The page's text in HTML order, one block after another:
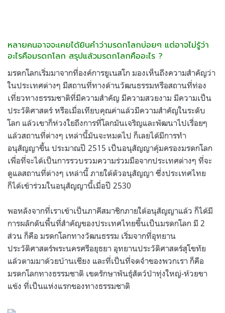
หลายคนอาจจะเคยได้ยินคำว่ามรดกโลกบ่อยๆ แต่อาจไม่รู้ว่า
อะไรคือมรดกโลก สรุปแล้วมรดกโลกคืออะไร ?
มรดกโลกเริ่มมาจากที่องค์การยูเนสโก มองเห็นถึงความสำคัญว่า
ในประเทศต่างๆ มีสถานที่ทางด้านวัฒนธรรมหรือสถานที่ท่อง
เที่ยวทางธรรมชาติที่มีความสำคัญ มีความสวยงาม มีความเป็น
ประวัติศาสตร์ หรือเมื่อเทียบคุณค่าแล้วมีความสำคัญในระดับ
โลก แล้วเขาก็ห่วงใยถึงการที่โลกมันเจริญและพัฒนาไปเรื่อยๆ
แล้วสถานที่ต่างๆ เหล่านี้มันจะหมดไป ก็เลยได้มีการทำ
อนุสัญญาขึ้น ประมาณปี 2515 เป็นอนุสัญญาคุ้มครองมรดกโลก
เพื่อที่จะได้เป็นการรวบรวมความร่วมมือจากประเทศต่างๆ ที่จะ
ดูแลสถานที่ต่างๆ เหล่านี้ ภายใต้ตัวอนุสัญญา ซึ่งประเทศไทย
ก็ได้เข้าร่วมในอนุสัญญานี้เมื่อปี 2530
พอหลังจากที่เราเข้าเป็นภาคีสมาชิกภายใต้อนุสัญญาแล้ว ก็ได้มี
การผลักดันพื้นที่สำคัญของประเทศไทยขึ้นเป็นมรดกโลก มี 2
ส่วน ก็คือ มรดกโลกทางวัฒนธรรม เริ่มจากที่อุทยาน
ประวัติศาสตร์พระนครศรีอยุธยา อุทยานประวัติศาสตร์สุโขทัย
แล้วตามมาด้วยบ้านเชียง และที่เป็นที่จดจำของพวกเรา ก็คือ
มรดกโลกทางธรรมชาติ เขตรักษาพันธุ์สัตว์ป่าทุ่งใหญ่-ห้วยขา
แข้ง ที่เป็นแห่งแรกของทางธรรมชาติ